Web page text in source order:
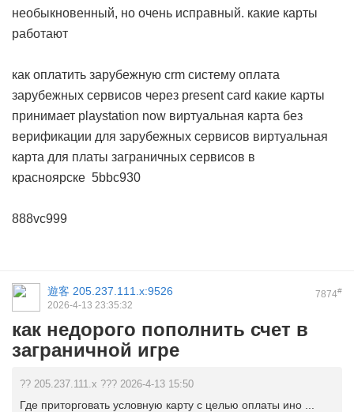
необыкновенный, но очень исправный. какие карты
работают
как оплатить зарубежную crm систему оплата
зарубежных сервисов через present card какие карты
принимает playstation now виртуальная карта без
верификации для зарубежных сервисов виртуальная
карта для платы заграничных сервисов в
красноярске 5bbc930
888vc999
7874#
遊客 205.237.111.x:9526
2026-4-13 23:35:32
как недорого пополнить счет в
заграничной игре
?? 205.237.111.x ??? 2026-4-13 15:50
Где приторговать условную карту с целью оплаты ино ...